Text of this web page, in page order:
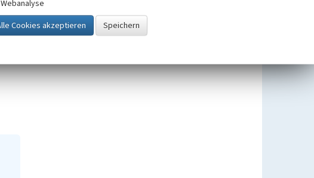
Webanalyse